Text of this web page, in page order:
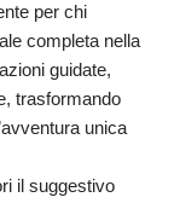
per chi
completa nella
guidate,
trasformando
unica
il suggestivo